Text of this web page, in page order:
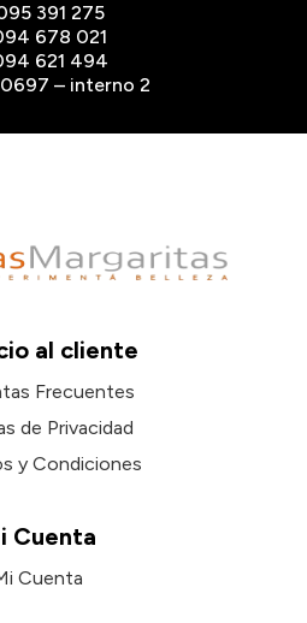
391 275
678 021
621 494
– interno 2
al cliente
Frecuentes
de Privacidad
y Condiciones
Cuenta
Cuenta